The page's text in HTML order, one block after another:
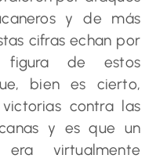
y de más
cifras echan por
figura de estos
bien es cierto,
contra las
y es que un
virtualmente